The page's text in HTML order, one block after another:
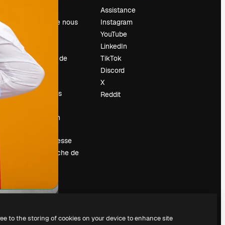
À propos de nous
Carrières
Tendances de
recherche
Blog
Événements
Vendre mon
Salle de presse
À la recherche de
Assistance
Instagram
YouTube
LinkedIn
TikTok
Discord
X
Reddit
to the storing of cookies on your device to enhance site